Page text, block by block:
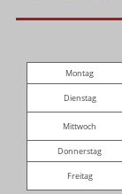
Montag
Dienstag
Mittwoch
Donnerstag
Freitag